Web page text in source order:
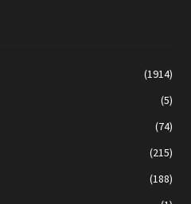
(1914)
(5)
(74)
(215)
(188)